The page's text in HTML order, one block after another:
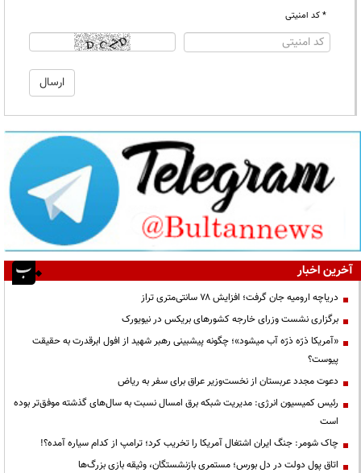
* کد امنیتی
آخرین اخبار
دریاچه ارومیه جان گرفت؛ افزایش ۷۸ سانتی‌متری تراز
برگزاری نشست وزرای خارجه کشورهای بریکس در نیویورک
«آمریکا ذرّه ذرّه آب میشود»؛ چگونه پیشبینی رهبر شهید از افول ابرقدرت به حقیقت
پیوست؟
دعوت مجدد عربستان از نخست‌وزیر عراق برای سفر به ریاض
رئیس کمیسیون انرژی: مدیریت شبکه برق امسال نسبت به سال‌های گذشته موفق‌تر بوده
است
چاک شومر: جنگ ایران اشتغال آمریکا را تخریب کرد؛ ترامپ از کدام سیاره آمده؟!
اتاق پول دولت در دل بورس؛ مستمری بازنشستگان، وثیقه بازی بزرگ‌ها